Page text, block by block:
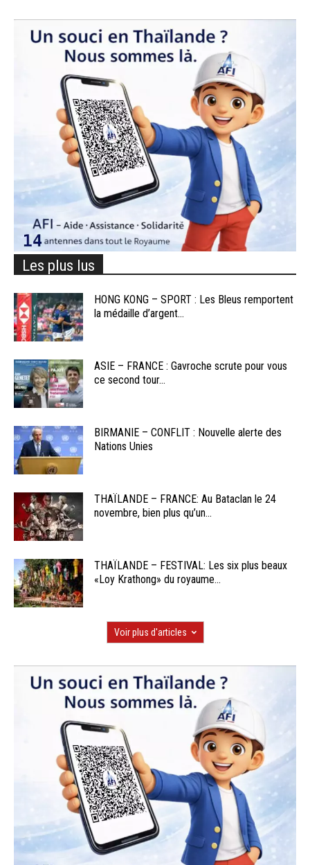
Les plus lus
HONG KONG – SPORT : Les Bleus remportent
la médaille d’argent...
ASIE – FRANCE : Gavroche scrute pour vous
ce second tour...
BIRMANIE – CONFLIT : Nouvelle alerte des
Nations Unies
THAÏLANDE – FRANCE: Au Bataclan le 24
novembre, bien plus qu’un...
THAÏLANDE – FESTIVAL: Les six plus beaux
«Loy Krathong» du royaume...
Voir plus d'articles